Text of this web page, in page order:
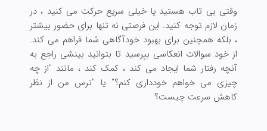
وقتی بی تاب هستید یا خیلی سریع حرکت می کنید ، در
زمان لازم توجه کنید. این فرصتی نه تنها برای حضور بیشتر
، بلکه همچنین برای بهبود خودآگاهی شما فراهم می کند.
از خود سوالات انعکاسی بپرسید تا بتوانید بینشی راجع به
آنچه رفتار شما ایجاد می کند ، کمک کند ، مانند "از چه
چیزی می خواهم خودداری کنم؟" یا "ترس من از نظر
کاهش سرعت چیست؟